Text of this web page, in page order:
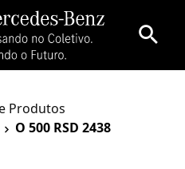
Produtos
O 500 RSD 2438